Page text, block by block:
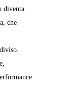
diventa
che